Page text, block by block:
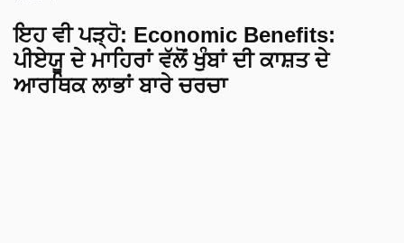
ਇਹ ਵੀ ਪੜ੍ਹੋ: Economic Benefits:
ਪੀਏਯੂ ਦੇ ਮਾਹਿਰਾਂ ਵੱਲੋਂ ਖੁੰਬਾਂ ਦੀ ਕਾਸ਼ਤ ਦੇ
ਆਰਥਿਕ ਲਾਭਾਂ ਬਾਰੇ ਚਰਚਾ